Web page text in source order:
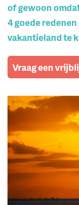
of gewoon
4 goede
vakantieland te
Vraag een